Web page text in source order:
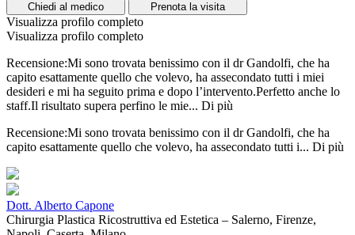
Chiedi al medico
Prenota la visita
Visualizza profilo completo
Visualizza profilo completo
Recensione:Mi sono trovata benissimo con il dr Gandolfi, che ha
capito esattamente quello che volevo, ha assecondato tutti i miei
desideri e mi ha seguito prima e dopo l’intervento.Perfetto anche lo
staff.Il risultato supera perfino le mie... Di più
Recensione:Mi sono trovata benissimo con il dr Gandolfi, che ha
capito esattamente quello che volevo, ha assecondato tutti i... Di più
Dott. Alberto Capone
Chirurgia Plastica Ricostruttiva ed Estetica – Salerno, Firenze,